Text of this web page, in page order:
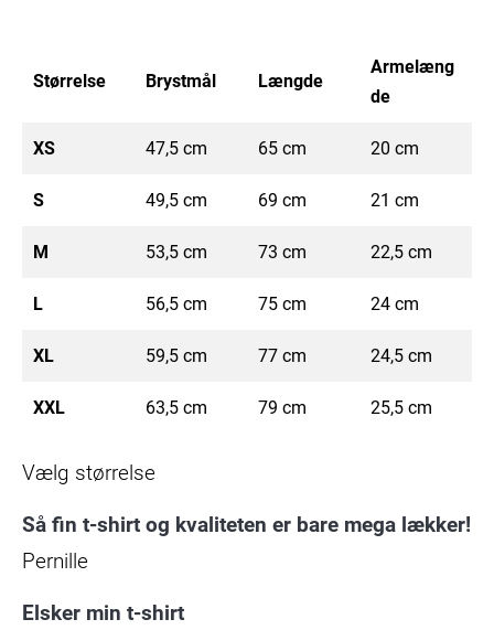
Størrelse Brystmål Længde
Armelæng
de
XS 47,5 cm 65 cm 20 cm
S 49,5 cm 69 cm 21 cm
M 53,5 cm 73 cm 22,5 cm
L 56,5 cm 75 cm 24 cm
XL 59,5 cm 77 cm 24,5 cm
XXL 63,5 cm 79 cm 25,5 cm
Vælg størrelse
Så fin t-shirt og kvaliteten er bare mega lækker!
Pernille
Elsker min t-shirt